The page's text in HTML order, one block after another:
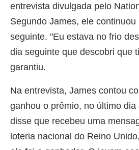
entrevista divulgada pelo
Segundo James, ele
seguinte. "Eu estava no frio
dia seguinte que descobri que
garantiu.
Na entrevista, James contou
ganhou o prêmio, no último
disse que recebeu uma
loteria nacional do Reino